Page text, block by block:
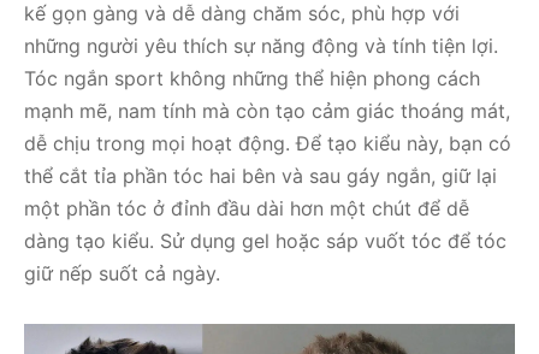
kế gọn gàng và dễ dàng chăm sóc, phù hợp với
những người yêu thích sự năng động và tính tiện lợi.
Tóc ngắn sport không những thể hiện phong cách
mạnh mẽ, nam tính mà còn tạo cảm giác thoáng mát,
dễ chịu trong mọi hoạt động. Để tạo kiểu này, bạn có
thể cắt tỉa phần tóc hai bên và sau gáy ngắn, giữ lại
một phần tóc ở đỉnh đầu dài hơn một chút để dễ
dàng tạo kiểu. Sử dụng gel hoặc sáp vuốt tóc để tóc
giữ nếp suốt cả ngày.